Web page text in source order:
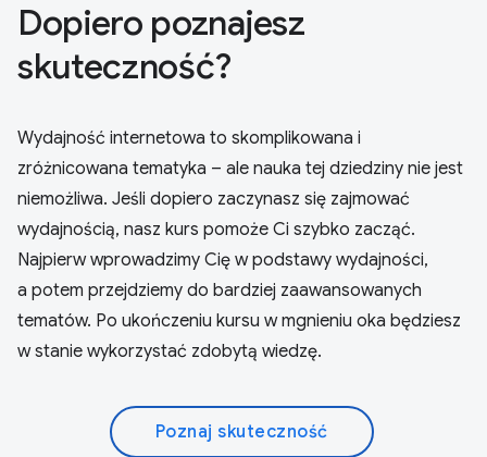
Dopiero poznajesz
skuteczność?
Wydajność internetowa to skomplikowana i
zróżnicowana tematyka – ale nauka tej dziedziny nie jest
niemożliwa. Jeśli dopiero zaczynasz się zajmować
wydajnością, nasz kurs pomoże Ci szybko zacząć.
Najpierw wprowadzimy Cię w podstawy wydajności,
a potem przejdziemy do bardziej zaawansowanych
tematów. Po ukończeniu kursu w mgnieniu oka będziesz
w stanie wykorzystać zdobytą wiedzę.
Poznaj skuteczność